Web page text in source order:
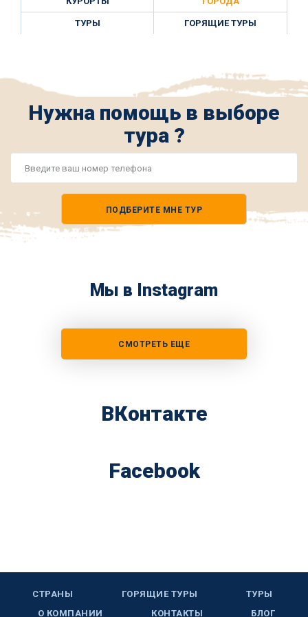
ТУРЫ ГОРЯЩИЕ ТУРЫ
Нужна помощь в выборе
тура ?
ПОДБЕРИТЕ МНЕ ТУР
Мы в Instagram
СМОТРЕТЬ ЕЩЕ
ВКонтакте
Facebook
СТРАНЫ ГОРЯЩИЕ ТУРЫ
ТУРЫ
О КОМПАНИИ
КОНТАКТЫ БЛОГ